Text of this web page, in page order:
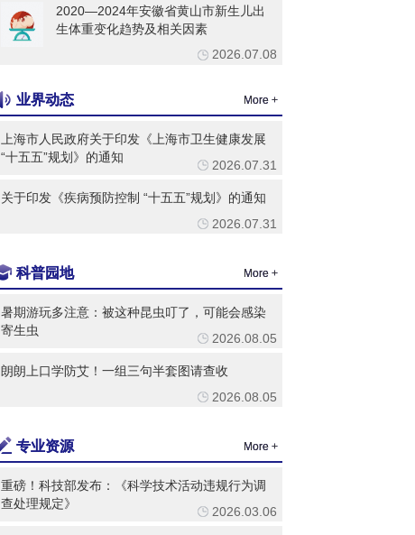
2020—2024年安徽省黄山市新生儿出
生体重变化趋势及相关因素
2026.07.08
业界动态 More +
上海市人民政府关于印发《上海市卫生健康发展
“十五五”规划》的通知
2026.07.31
关于印发《疾病预防控制 “十五五”规划》的通知
2026.07.31
科普园地 More +
暑期游玩多注意：被这种昆虫叮了，可能会感染
寄生虫
2026.08.05
朗朗上口学防艾！一组三句半套图请查收
2026.08.05
专业资源 More +
重磅！科技部发布：《科学技术活动违规行为调
查处理规定》
2026.03.06